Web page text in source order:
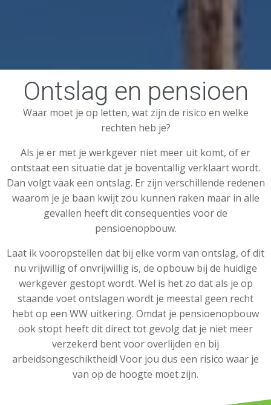
Ontslag en pensioen
Waar moet je op letten, wat zijn de risico en welke
rechten heb je?
Als je er met je werkgever niet meer uit komt, of er
ontstaat een situatie dat je boventallig verklaart wordt.
Dan volgt vaak een ontslag. Er zijn verschillende redenen
waarom je je baan kwijt zou kunnen raken maar in alle
gevallen heeft dit consequenties voor de
pensioenopbouw.
Laat ik vooropstellen dat bij elke vorm van ontslag, of dit
nu vrijwillig of onvrijwillig is, de opbouw bij de huidige
werkgever gestopt wordt. Wel is het zo dat als je op
staande voet ontslagen wordt je meestal geen recht
hebt op een WW uitkering. Omdat je pensioenopbouw
ook stopt heeft dit direct tot gevolg dat je niet meer
verzekerd bent voor overlijden en bij
arbeidsongeschiktheid! Voor jou dus een risico waar je
van op de hoogte moet zijn.